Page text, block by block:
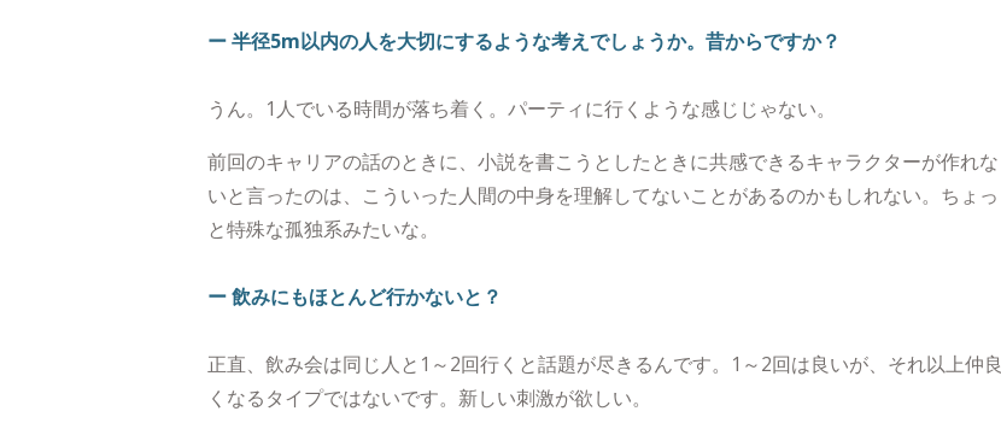
ー 半径5m以内の人を大切にするような考えでしょうか。昔からですか？
うん。1人でいる時間が落ち着く。パーティに行くような感じじゃない。
前回のキャリアの話のときに、小説を書こうとしたときに共感できるキャラクターが作れな
いと言ったのは、こういった人間の中身を理解してないことがあるのかもしれない。ちょっ
と特殊な孤独系みたいな。
ー 飲みにもほとんど行かないと？
正直、飲み会は同じ人と1～2回行くと話題が尽きるんです。1～2回は良いが、それ以上仲良
くなるタイプではないです。新しい刺激が欲しい。